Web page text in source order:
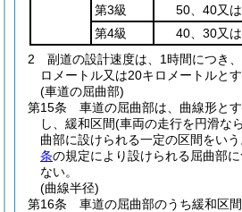
第3級 50、40又
第4級
40、30又
2
副道の設計速度は、1時間につき
ロメートル又は20キロメートルとす
(車道の屈曲部)
第15条
車道の屈曲部は、曲線形とす
し、緩和区間(車両の走行を円滑な
曲部に設けられる一定の区間をい
条の規定により設けられる屈曲部
ない。
(曲線半径)
第16条
車道の屈曲部のうち緩和区